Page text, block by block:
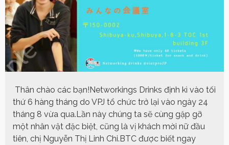
Thân chào các bạn!Networkings Drinks định kì vào tối
thứ 6 hàng tháng do VPJ tổ chức trở lại vào ngày 24
tháng 8 vừa qua.Lần này chúng ta sẽ cùng gặp gỡ
một nhân vật đặc biệt, cũng là vị khách mời nữ đầu
tiên, chị Nguyễn Thị Linh Chi.BTC được biết ngay